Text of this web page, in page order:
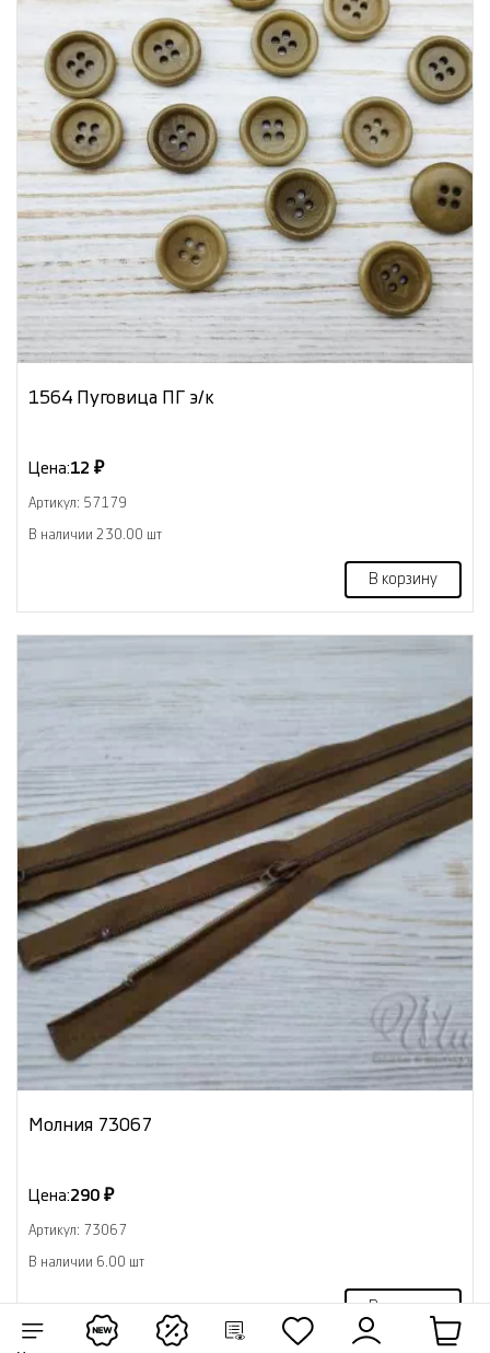
1564 Пуговица ПГ э/к
Цена:12 ₽
Артикул: 57179
В наличии 230.00 шт
В корзину
Молния 73067
Цена:290 ₽
Артикул: 73067
В наличии 6.00 шт
В корзину